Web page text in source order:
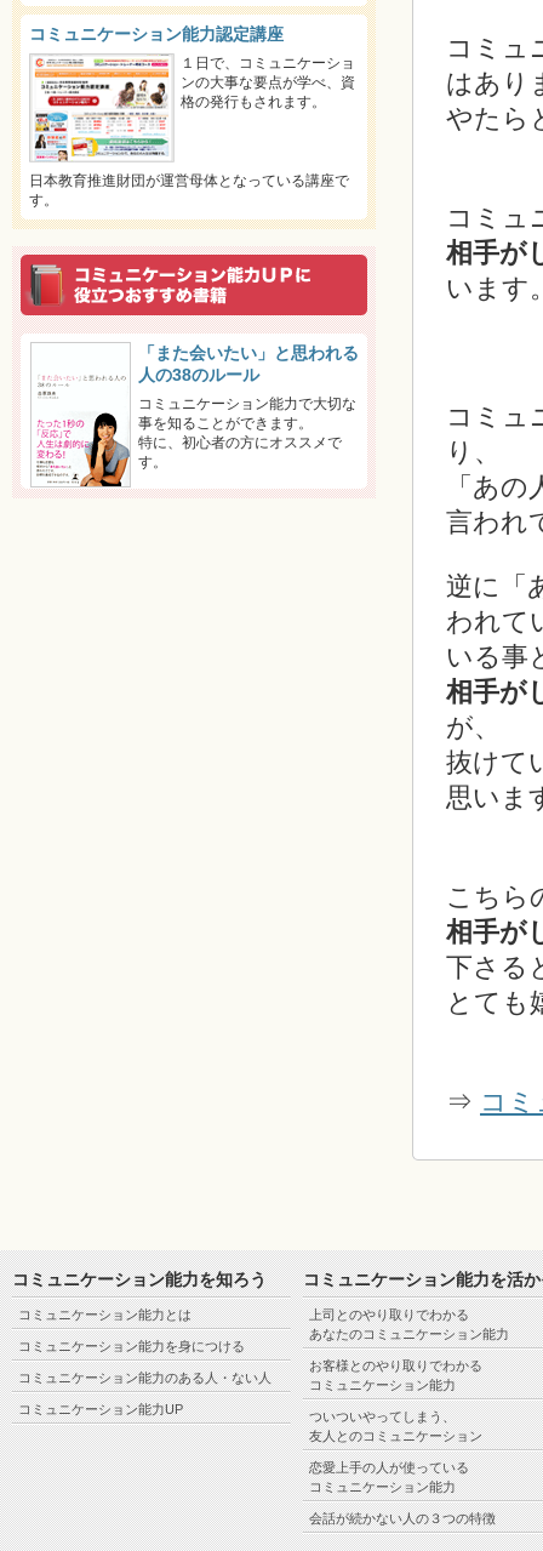
コミュ
はあり
やたら
コミュ
相手が
います
コミュ
り、
「あ
言われ
逆に「
われて
いる事
相手が
が、
抜けて
思いま
こちら
相手が
下さる
とても
⇒ コ
コミュニケーション能力認定講座
１日で、コミュニケーショ
ンの大事な要点が学べ、資
格の発行もされます。
日本教育推進財団が運営母体となっている講座で
す。
「また会いたい」と思われる
人の38のルール
コミュニケーション能力で大切な
事を知ることができます。
特に、初心者の方にオススメで
す。
コミュニケーション能力を知ろう
コミュニケーション能力とは
コミュニケーション能力を身につける
コミュニケーション能力のある人・ない人
コミュニケーション能力UP
コミュニケーション能力を活
上司とのやり取りでわかる
あなたのコミュニケーション能力
お客様とのやり取りでわかる
コミュニケーション能力
ついついやってしまう、
友人とのコミュニケーション
恋愛上手の人が使っている
コミュニケーション能力
会話が続かない人の３つの特徴